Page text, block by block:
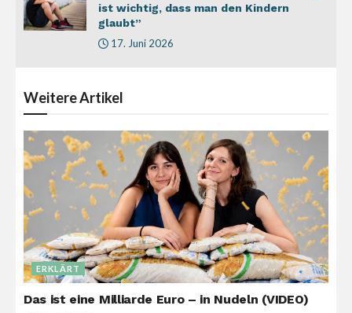
ist wichtig, dass man den Kindern
glaubt”
17. Juni 2026
WeitereArtikel
ERKLÄRT
Das ist eine Milliarde Euro – in Nudeln (VIDEO)